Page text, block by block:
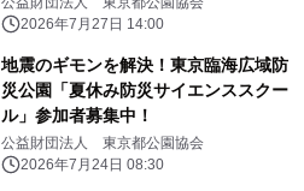
2026年7月27日 14:00
地震のギモンを解決！東京臨海広域防
災公園「夏休み防災サイエンススクー
ル」参加者募集中！
公益財団法人 東京都公園協会
2026年7月24日 08:30